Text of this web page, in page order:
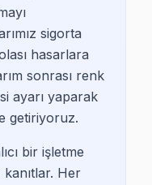
konumunda
bir yaşam tarzını
sigorta
hasarlara
sonrası renk
ayarı yaparak
getiriyoruz.
bir işletme
Her